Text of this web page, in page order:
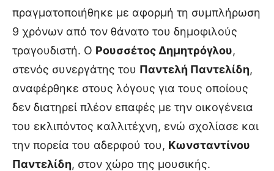
πραγματοποιήθηκε με αφορμή τη συμπλήρωση
9 χρόνων από τον θάνατο του δημοφιλούς
τραγουδιστή. Ο Ρουσσέτος Δημητρόγλου,
στενός συνεργάτης του Παντελή Παντελίδη,
αναφέρθηκε στους λόγους για τους οποίους
δεν διατηρεί πλέον επαφές με την οικογένεια
του εκλιπόντος καλλιτέχνη, ενώ σχολίασε και
την πορεία του αδερφού του, Κωνσταντίνου
Παντελίδη, στον χώρο της μουσικής.